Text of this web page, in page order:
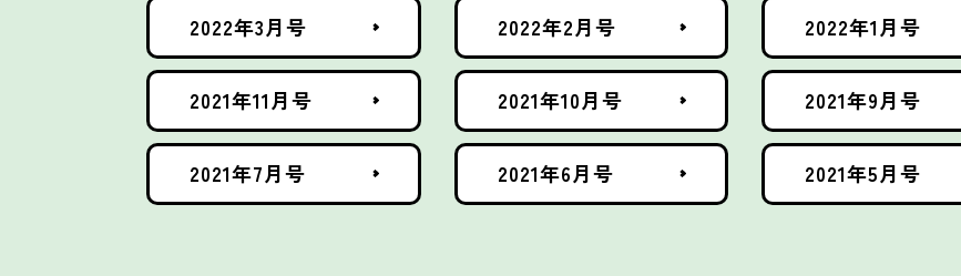
2022年3月号 2022年2月号 2022年1月号
2021年11月号 2021年10月号 2021年9月号
2021年7月号 2021年6月号 2021年5月号